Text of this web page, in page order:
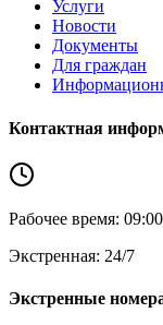
Услуги
Новости
Документы
Для граждан
Контактная
Рабочее время:
Экстренная: 24/7
Экстренные